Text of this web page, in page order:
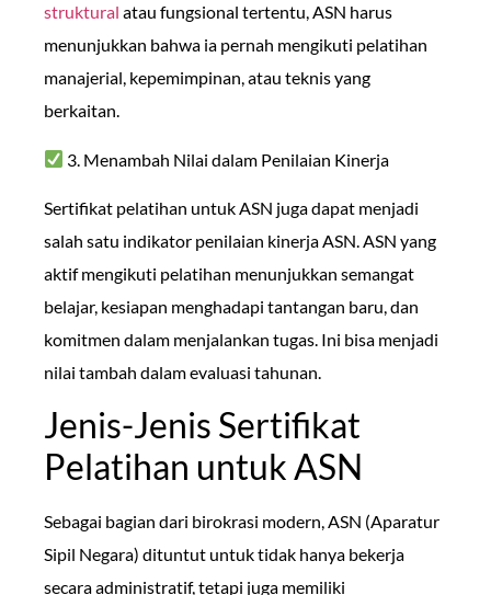
struktural atau fungsional tertentu, ASN harus
menunjukkan bahwa ia pernah mengikuti pelatihan
manajerial, kepemimpinan, atau teknis yang
berkaitan.
3. Menambah Nilai dalam Penilaian Kinerja
Sertifikat pelatihan untuk ASN juga dapat menjadi
salah satu indikator penilaian kinerja ASN. ASN yang
aktif mengikuti pelatihan menunjukkan semangat
belajar, kesiapan menghadapi tantangan baru, dan
komitmen dalam menjalankan tugas. Ini bisa menjadi
nilai tambah dalam evaluasi tahunan.
Jenis-Jenis Sertifikat
Pelatihan untuk ASN
Sebagai bagian dari birokrasi modern, ASN (Aparatur
Sipil Negara) dituntut untuk tidak hanya bekerja
secara administratif, tetapi juga memiliki